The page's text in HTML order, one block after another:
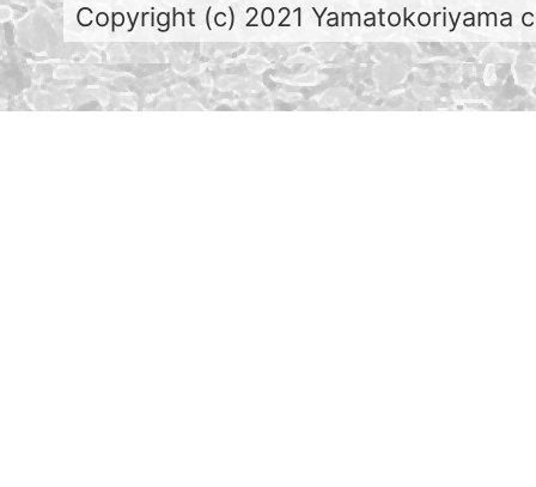
Copyright (c) 2021 Yamatokoriyama